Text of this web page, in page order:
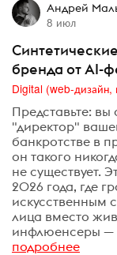
Андрей
8 июл
бренда от AI-
Представьте: вы
"директор"
банкротстве в
он такого
не существует.
2026 года, где
искусственным
лица вместо
инфлюенсеры —
подробнее